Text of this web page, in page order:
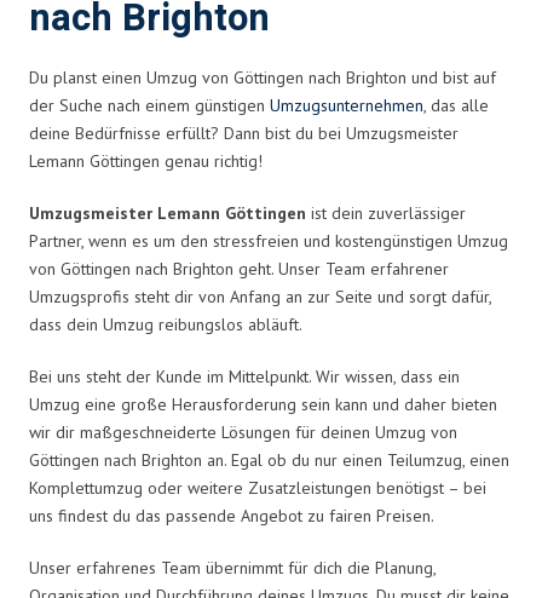
nach Brighton
Du planst einen Umzug von Göttingen nach Brighton und bist auf
der Suche nach einem günstigen Umzugsunternehmen, das alle
deine Bedürfnisse erfüllt? Dann bist du bei Umzugsmeister
Lemann Göttingen genau richtig!
Umzugsmeister Lemann Göttingen ist dein zuverlässiger
Partner, wenn es um den stressfreien und kostengünstigen Umzug
von Göttingen nach Brighton geht. Unser Team erfahrener
Umzugsprofis steht dir von Anfang an zur Seite und sorgt dafür,
dass dein Umzug reibungslos abläuft.
Bei uns steht der Kunde im Mittelpunkt. Wir wissen, dass ein
Umzug eine große Herausforderung sein kann und daher bieten
wir dir maßgeschneiderte Lösungen für deinen Umzug von
Göttingen nach Brighton an. Egal ob du nur einen Teilumzug, einen
Komplettumzug oder weitere Zusatzleistungen benötigst – bei
uns findest du das passende Angebot zu fairen Preisen.
Unser erfahrenes Team übernimmt für dich die Planung,